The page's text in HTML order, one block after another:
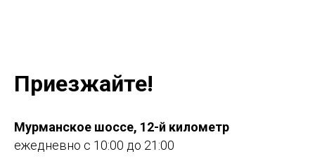
Приезжайте!
Мурманское шоссе, 12-й километр
ежедневно с 10:00 до 21:00